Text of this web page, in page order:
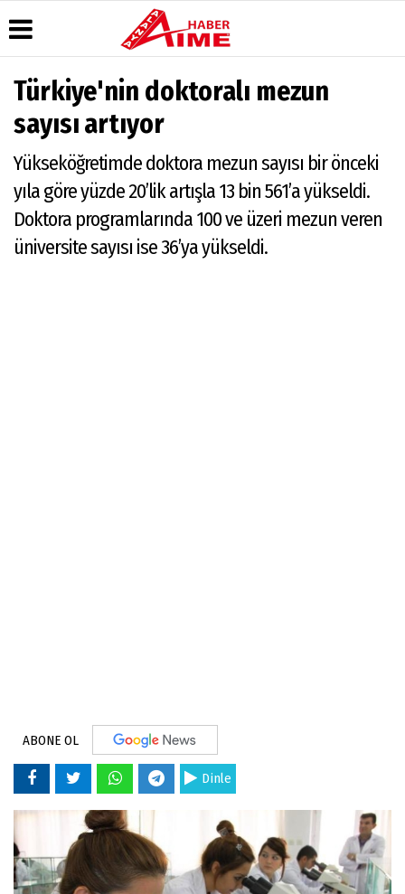
Üye Paneli
Haber
Arşivi
Dergi
Arşivi
Günün
Haberleri
Durumu
Gazete
Manşetleri
Anketler
Biyografiler
Galeri
Foto
Galeri
Moovit
Gazipaşa
Canlı Uçak
Türkiye'nin doktoralı mezun
sayısı artıyor
Yükseköğretimde doktora mezun sayısı bir önceki
yıla göre yüzde 20’lik artışla 13 bin 561’a yükseldi.
Doktora programlarında 100 ve üzeri mezun veren
üniversite sayısı ise 36’ya yükseldi.
ABONE OL
Dinle